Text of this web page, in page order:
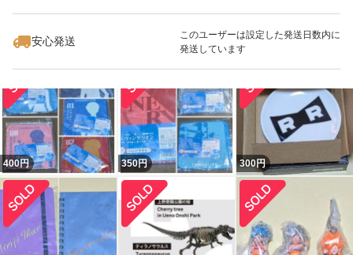
安心発送
このユーザーは設定した発送日数内に
発送しています
350円 480
400円 350円 300円